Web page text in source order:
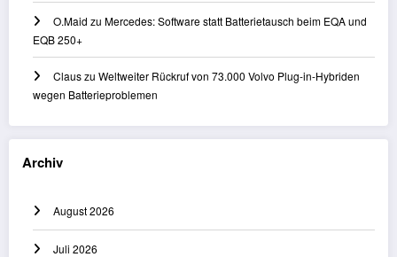
O.Maid zu Mercedes: Software statt Batterietausch beim EQA und
EQB 250+
Clauszu Weltweiter Rückruf von 73.000 Volvo Plug-in-Hybriden
wegen Batterieproblemen
Archiv
August 2026
Juli 2026